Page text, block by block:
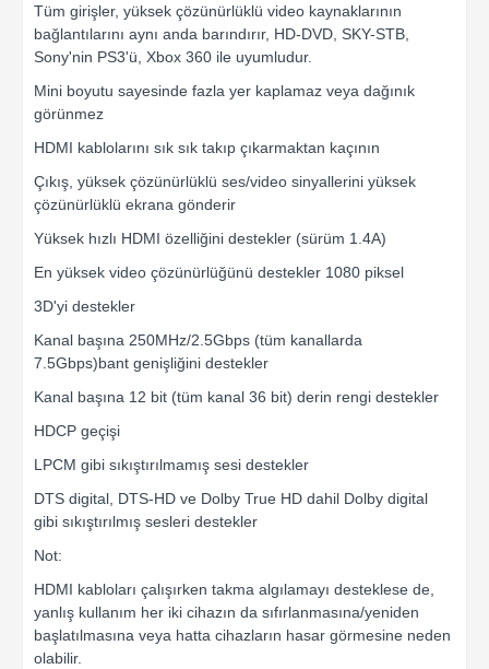
Tüm girişler, yüksek çözünürlüklü video kaynaklarının
bağlantılarını aynı anda barındırır, HD-DVD, SKY-STB,
Sony'nin PS3'ü, Xbox 360 ile uyumludur.
Mini boyutu sayesinde fazla yer kaplamaz veya dağınık
görünmez
HDMI kablolarını sık sık takıp çıkarmaktan kaçının
Çıkış, yüksek çözünürlüklü ses/video sinyallerini yüksek
çözünürlüklü ekrana gönderir
Yüksek hızlı HDMI özelliğini destekler (sürüm 1.4A)
En yüksek video çözünürlüğünü destekler 1080 piksel
3D'yi destekler
Kanal başına 250MHz/2.5Gbps (tüm kanallarda
7.5Gbps)bant genişliğini destekler
Kanal başına 12 bit (tüm kanal 36 bit) derin rengi destekler
HDCP geçişi
LPCM gibi sıkıştırılmamış sesi destekler
DTS digital, DTS-HD ve Dolby True HD dahil Dolby digital
gibi sıkıştırılmış sesleri destekler
Not:
HDMI kabloları çalışırken takma algılamayı desteklese de,
yanlış kullanım her iki cihazın da sıfırlanmasına/yeniden
başlatılmasına veya hatta cihazların hasar görmesine neden
olabilir.